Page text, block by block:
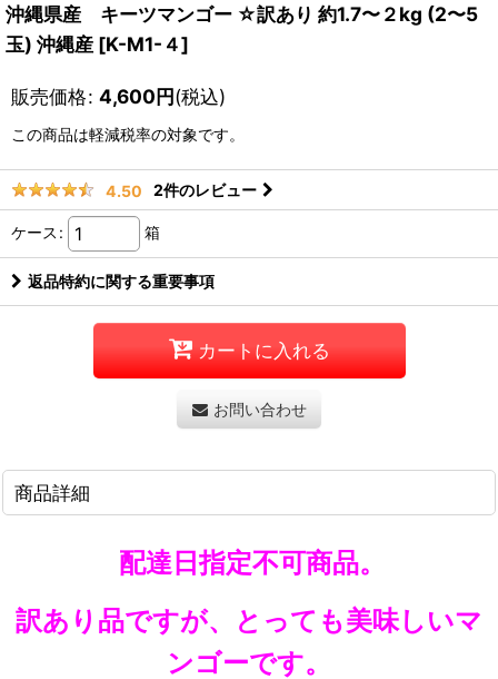
沖縄県産 キーツマンゴー ☆訳あり 約1.7〜２kg (2〜5
玉) 沖縄産 [K-M1-４]
販売価格: 4,600円(税込)
この商品は軽減税率の対象です。
4.50 2件のレビュー
ケース : 箱
返品特約に関する重要事項
カートに入れる
お問い合わせ
商品詳細
配達日指定不可商品。
訳あり品ですが、とっても美味しいマ
ンゴーです。